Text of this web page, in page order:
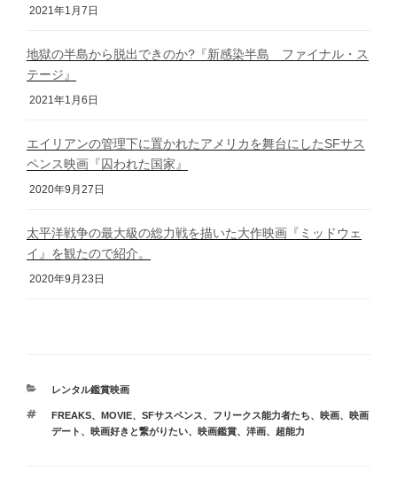
2021年1月7日
地獄の半島から脱出できのか?『新感染半島 ファイナル・ス
テージ』
2021年1月6日
エイリアンの管理下に置かれたアメリカを舞台にしたSFサス
ペンス映画『囚われた国家』
2020年9月27日
太平洋戦争の最大級の総力戦を描いた大作映画『ミッドウェ
イ』を観たので紹介。
2020年9月23日
カ
ゴ
リ
レンタル鑑賞映画
タ
グ
FREAKS、 MOVIE、 SFサスペンス、 フリークス能力者たち、 映画、 映画
デート 、 映画好きと繋がりたい、 映画鑑賞、 洋画、 超能力